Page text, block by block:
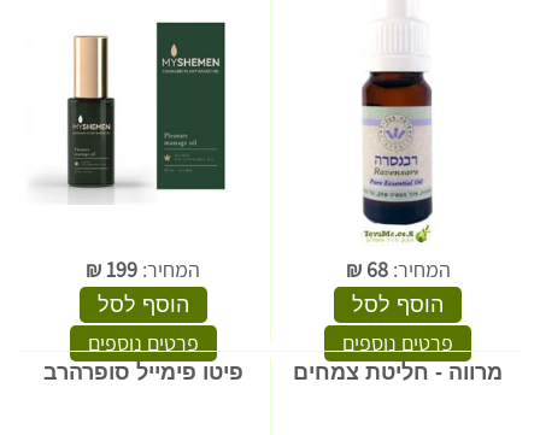
המחיר:68
₪
הוסף לסל
פרטים נוספים
המחיר: 199
₪
הוסף לסל
פרטים נוספים
מרווה - חליטת צמחים פיטו פימייל סופרהרב